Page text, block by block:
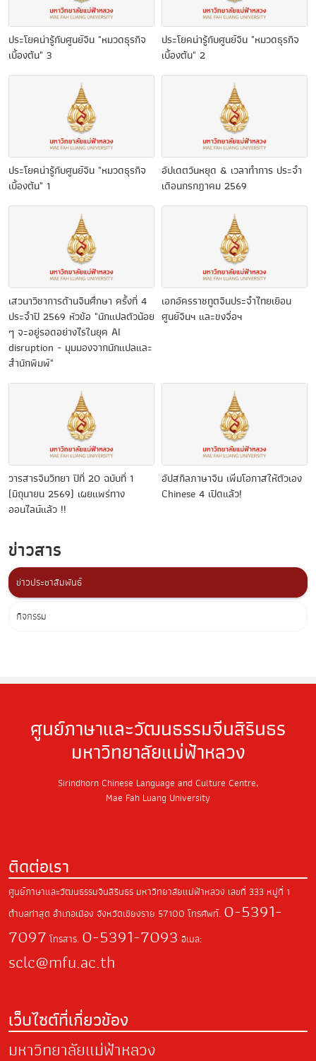
ประโยคน่ารู้กับศูนย์จีน "หมวดธุรกิจ
เบื้องต้น" 3
ประโยคน่ารู้กับศูนย์จีน "หมวดธุรกิจ
เบื้องต้น" 2
ประโยคน่ารู้กับศูนย์จีน "หมวดธุรกิจ
เบื้องต้น" 1
อัปเดตวันหยุด & เวลาทำการ ประจำ
เดือนกรกฎาคม 2569
เสวนาวิชาการด้านจีนศึกษา ครั้งที่ 4
ประจำปี 2569 หัวข้อ "นักแปลตัวน้อย
ๆ จะอยู่รอดอย่างไรในยุค AI
disruption - มุมมองจากนักแปลและ
สำนักพิมพ์"
เอกอัครราชทูตจีนประจำไทยเยือน
ศูนย์จีนฯ และขงจื่อฯ
วารสารจีนวิทยา ปีที่ 20 ฉบับที่ 1
(มิถุนายน 2569) เผยแพร่ทาง
ออนไลน์แล้ว !!
อัปสกิลภาษาจีน เพิ่มโอกาสให้ตัวเอง
Chinese 4 เปิดแล้ว!
ข่าวสาร
ข่าวประชาสัมพันธ์
กิจกรรม
ศูนย์ภาษาและวัฒนธรรมจีนสิรินธร
มหาวิทยาลัยแม่ฟ้าหลวง
Sirindhorn Chinese Language and Culture Centre,
Mae Fah Luang University
ติดต่อเรา
ศูนย์ภาษาและวัฒนธรรมจีนสิรินธร มหาวิทยาลัยแม่ฟ้าหลวง เลขที่ 333 หมู่ที่ 1
ตำบลท่าสุด อำเภอเมือง จังหวัดเชียงราย 57100 โทรศัพท์. 0-5391-
7097 โทรสาร. 0-5391-7093 อีเมล:
sclc@mfu.ac.th
เว็บไซต์ที่เกี่ยวข้อง
มหาวิทยาลัยแม่ฟ้าหลวง